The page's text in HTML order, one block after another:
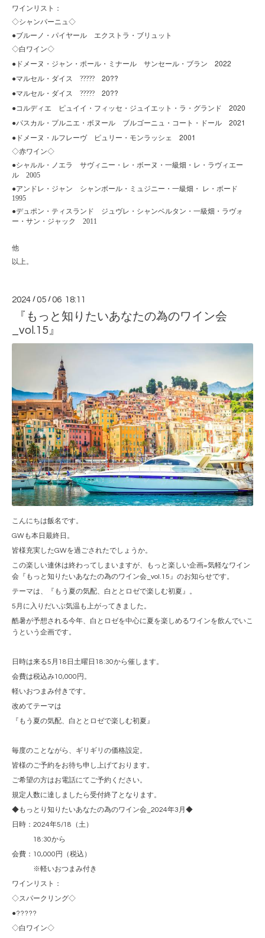
ワインリスト：
◇シャンパーニュ◇
●ブルーノ・パイヤール エクストラ・ブリュット
◇白ワイン◇
● ドメーヌ・ジャン・ポール・ミナール サンセール・ブラン 2022
●マルセル・ダイス ????? 20??
●マルセル・ダイス ????? 20??
●コルディエ ピュイイ・フィッセ・ジュイエット・ラ・グランド 2020
●パスカル・プルニエ・ボヌール ブルゴーニュ・コート・ドール 2021
● ドメーヌ・ ルフレーヴ ピュリー・モンラッシェ 2001
◇赤ワイン◇
●シャルル・ノエラ サヴィニー・レ・ボーヌ・一級畑・レ・ラヴィエー
ル 2005
●アンドレ・ジャン シャンボール・ミュジニー・一級畑・ レ・ボード
1995
●デュポン・ティスランド ジュヴレ・シャンベルタン・一級畑・ラヴォ
ー・サン・ジャック 2011
他
以上。
2024 /05 /06 18:11
『もっと知りたいあなたの為のワイン会
_vol.15』
こんにちは飯名です。
GWも本日最終日。
皆様充実したGWを過ごされたでしょうか。
この楽しい連休は終わってしまいますが、もっと楽しい企画=気軽なワイン
会『もっと知りたいあなたの為のワイン会_vol.15』のお知らせです。
テーマは、『もう夏の気配、白ととロゼで楽しむ初夏』。
5月に入りだいぶ気温も上がってきました。
酷暑が予想される今年、白とロゼを中心に夏を楽しめるワインを飲んでいこ
うという企画です。
日時は来る5月18日土曜日18:30から催します。
会費は税込み10,000円。
軽いおつまみ付きです。
改めてテーマは
『もう夏の気配、白ととロゼで楽しむ初夏』
毎度のことながら、ギリギリの価格設定。
皆様のご予約をお待ち申し上げております。
ご希望の方はお電話にてご予約ください。
規定人数に達しましたら受付終了となります。
◆もっとり知りたいあなたの為のワイン会_2024年3月◆
日時：2024年5/18（土）
18:30から
会費：10,000円（税込）
※軽いおつまみ付き
ワインリスト：
◇スパークリング◇
●?????
◇白ワイン◇